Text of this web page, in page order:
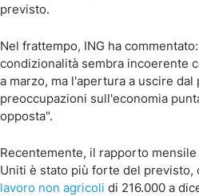
previsto.
Nel frattempo, ING ha
condizionalità sembra incoerente
a marzo, ma l'apertura a uscire dal
preoccupazioni sull'economia
opposta".
Recentemente, il rapporto
Uniti è stato più forte del previsto,
lavoro non agricoli di 216.000 a